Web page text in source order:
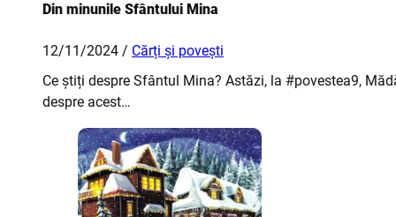
Din minunile Sfântului Mina
12/11/2024 / Cărți și povești
Ce știți despre Sfântul Mina? Astăzi, la #povestea9,
despre acest…